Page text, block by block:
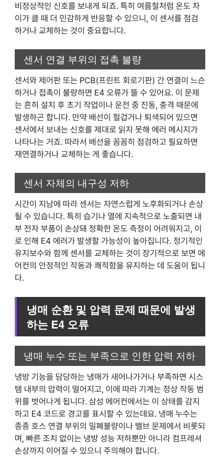
비정상적인 신호를 보내게 되죠. 특히 여름철처럼 온도 차
이가 클 때 더 민감하게 반응할 수 있으니, 이 센서를 점검
하거나 교체하는 것이 중요합니다.
센서 연결 부위의 접촉 불량
센서와 제어판 또는 PCB(프린트 회로기판) 간 연결이 느슨
하거나 접촉이 불량하면 E4 오류가 뜰 수 있어요. 이 문제
는 흔히 설치 후 초기 작업이나 운전 중 진동, 충격 때문에
발생하곤 합니다. 만약 배선이 헐겁거나 퇴색되어 있으면
센서에서 보내는 신호를 제대로 읽지 못해 에러 메시지가
나타나는 거죠. 따라서 배선을 꼼꼼히 점검하고 필요하면
재연결하거나 교체하는 게 좋습니다.
센서 자체의 내구성 저하
시간이 지남에 따라 센서는 자연스럽게 노후화되거나 손상
될 수 있습니다. 특히 습기나 열에 지속적으로 노출되면 내
부 전자 부품이 손상돼 정확한 온도 측정이 어려워지고, 이
로 인해 E4 에러가 발생할 가능성이 높아집니다. 정기적인
유지보수와 함께 센서를 교체하는 것이 장기적으로 보면 에
어컨의 안정적인 작동과 쾌적함을 유지하는 데 도움이 됩니
다.
냉매 순환 및 압력 문제 때문에 발생
하는 E4 오류
냉매 누수 또는 부족으로 인한 압력 저하
냉방 기능을 담당하는 냉매가 새어나가거나 부족하면 시스
템 내부의 압력이 떨어지고, 이에 따라 기계는 정상 작동 범
위를 벗어나게 됩니다. 삼성 에어컨에서는 이 상태를 감지
하고 E4 코드로 경고를 표시할 수 있는데요. 냉매 누수는
종종 호스 연결 부위의 밀폐불량이나 밸브 문제에서 비롯되
며, 빠른 조치 없이는 냉방 성능 저하뿐만 아니라 컴프레셔
손상까지 이어질 수 있으니 주의해야 합니다.